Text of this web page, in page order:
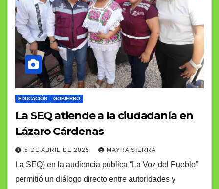
EDUCACIÓN GOBIERNO
La SEQ atiende a la ciudadanía en
Lázaro Cárdenas
5 DE ABRIL DE 2025 MAYRA SIERRA
La SEQ) en la audiencia pública “La Voz del Pueblo”
permitió un diálogo directo entre autoridades y